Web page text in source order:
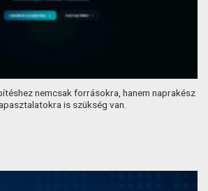
nemcsak forrásokra, hanem naprakész
is szükség van.